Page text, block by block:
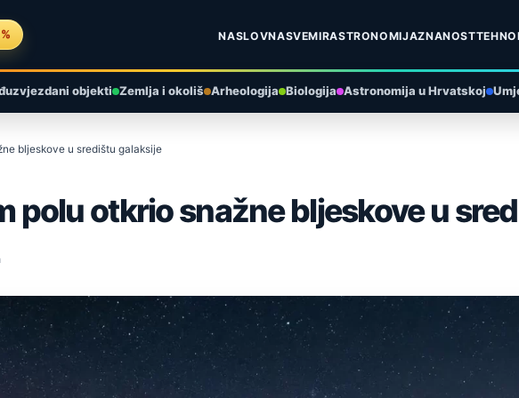
NASLOVNASVEMIRASTRONOMIJAZNANOST
objekti Zemlja i okoliš Arheologija Biologija Astronomija u Hrvatskoj
bljeskove u središtu galaksije
polu otkrio snažne bljeskove u